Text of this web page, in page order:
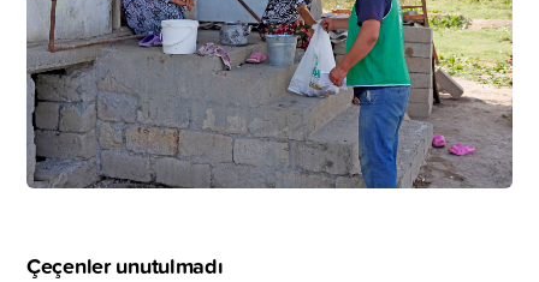
Çeçenler unutulmadı